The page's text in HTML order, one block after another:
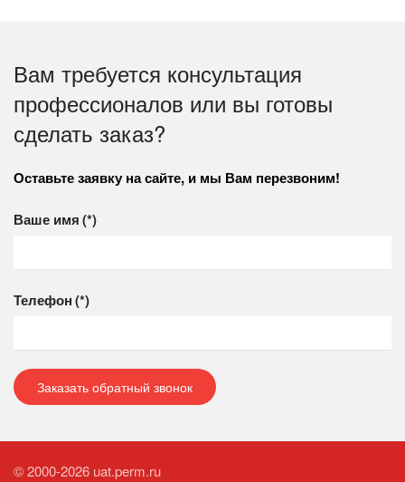
Вам требуется консультация
профессионалов или вы готовы
сделать заказ?
Оставьте заявку на сайте, и мы Вам перезвоним!
Ваше имя(*)
Телефон(*)
Заказать обратный звонок
© 2000-2026 uat.perm.ru